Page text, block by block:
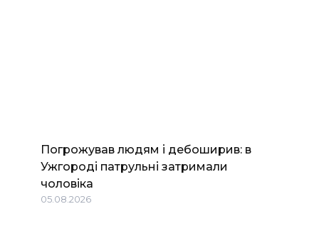
Погрожував людям і дебоширив: в
Ужгороді патрульні затримали
чоловіка
05.08.2026